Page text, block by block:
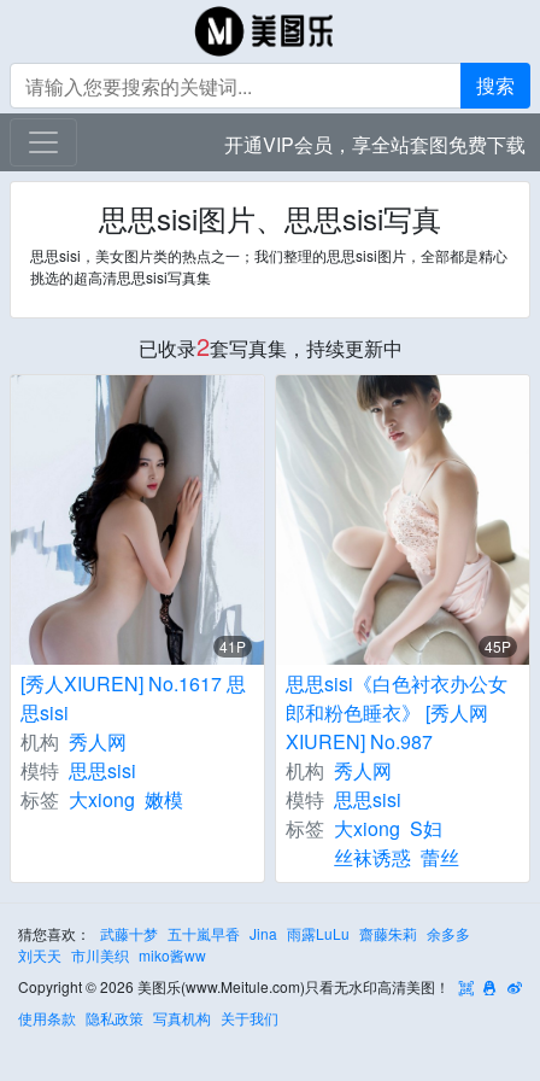
搜索
开通VIP会员，享全站套图免费下载
思思sisi图片、思思sisi写真
思思sisi，美女图片类的热点之一；我们整理的思思sisi图片，全部都是精心
挑选的超高清思思sisi写真集
已收录2套写真集，持续更新中
41P
[秀人XIUREN] No.1617 思
思sisi
机构 秀人网
模特 思思sisi
标签 大xiong 嫩模
45P
思思sisi《白色衬衣办公女
郎和粉色睡衣》 [秀人网
XIUREN] No.987
机构 秀人网
模特 思思sisi
标签 大xiong S妇
丝袜诱惑 蕾丝
猜您喜欢： 武藤十梦 五十嵐早香 Jina 雨露LuLu 齋藤朱莉 余多多
刘天天 市川美织 miko酱ww
Copyright © 2026 美图乐(www.Meitule.com)只看无水印高清美图！
使用条款 隐私政策 写真机构 关于我们